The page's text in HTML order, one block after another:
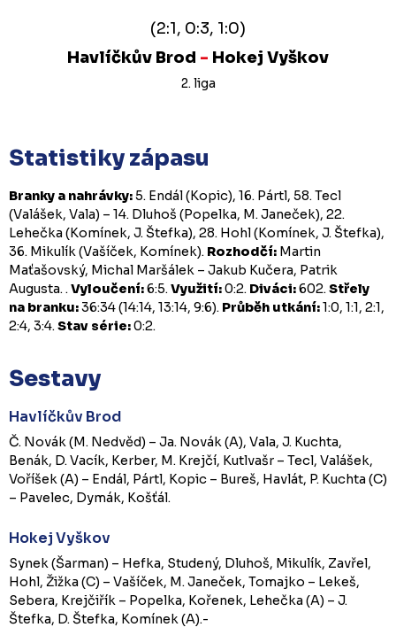
(2:1, 0:3, 1:0)
Havlíčkův Brod - Hokej Vyškov
2. liga
Statistiky zápasu
Branky a nahrávky:5. Endál (Kopic), 16. Pártl, 58. Tecl
(Valášek, Vala) – 14. Dluhoš (Popelka, M. Janeček), 22.
Lehečka (Komínek, J. Štefka), 28. Hohl (Komínek, J. Štefka),
36. Mikulík (Vašíček, Komínek). Rozhodčí: Martin
Maťašovský, Michal Maršálek – Jakub Kučera, Patrik
Augusta. .Vyloučení:6:5.Využití:0:2. Diváci:602.Střely
na branku:36:34 (14:14, 13:14, 9:6). Průběh utkání:1:0, 1:1, 2:1,
2:4, 3:4.Stav série:0:2.
Sestavy
Havlíčkův Brod
Č. Novák (M. Nedvěd) – Ja. Novák (A), Vala, J. Kuchta,
Benák, D. Vacík, Kerber, M. Krejčí, Kutlvašr – Tecl, Valášek,
Voříšek (A) – Endál, Pártl, Kopic – Bureš, Havlát, P. Kuchta (C)
– Pavelec, Dymák, Košťál.
Hokej Vyškov
Synek (Šarman) – Hefka, Studený, Dluhoš, Mikulík, Zavřel,
Hohl, Žižka (C) – Vašíček, M. Janeček, Tomajko – Lekeš,
Sebera, Krejčiřík – Popelka, Kořenek, Lehečka (A) – J.
Štefka, D. Štefka, Komínek (A).-